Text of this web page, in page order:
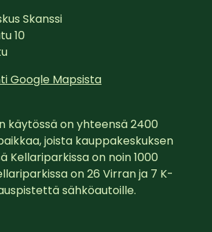
Skanssi
10
Google Mapsista
käytössä on yhteensä 2400
joista kauppakeskuksen
Kellariparkissa on noin 1000
on 26 Virran ja 7 K-
sähköautoille.